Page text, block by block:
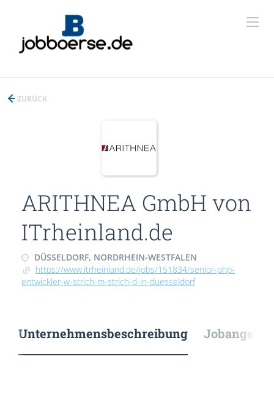
ZURÜCK
ARITHNEA GmbH von
ITrheinland.de
DÜSSELDORF, NORDRHEIN-WESTFALEN
https://www.itrheinland.de/jobs/151834/senior-php-
entwickler-w-strich-m-strich-d-in-duesseldorf
Unternehmensbeschreibung